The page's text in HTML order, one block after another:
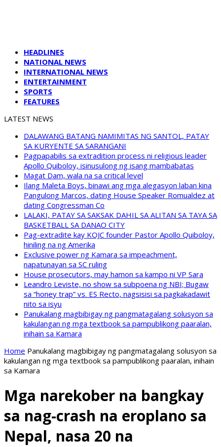
HEADLINES
NATIONAL NEWS
INTERNATIONAL NEWS
ENTERTAINMENT
SPORTS
FEATURES
LATEST NEWS
DALAWANG BATANG NAMIMITAS NG SANTOL, PATAY
SA KURYENTE SA SARANGANI
Pagpapabilis sa extradition process ni religious leader
Apollo Quiboloy, isinusulong ng isang mambabatas
Magat Dam, wala na sa critical level
Ilang Maleta Boys, binawi ang mga alegasyon laban kina
Pangulong Marcos, dating House Speaker Romualdez at
dating Congressman Co
LALAKI, PATAY SA SAKSAK DAHIL SA ALITAN SA TAYA SA
BASKETBALL SA DANAO CITY
Pag-extradite kay KOJC founder Pastor Apollo Quiboloy,
hiniling na ng Amerika
Exclusive power ng Kamara sa impeachment,
napatunayan sa SC ruling
House prosecutors, may hamon sa kampo ni VP Sara
Leandro Leviste, no show sa subpoena ng NBI; Bugaw
sa “honey trap” vs. ES Recto, nagsisisi sa pagkakadawit
nito sa isyu
Panukalang magbibigay ng pangmatagalang solusyon sa
kakulangan ng mga textbook sa pampublikong paaralan,
inihain sa Kamara
Home Panukalang magbibigay ng pangmatagalang solusyon sa
kakulangan ng mga textbook sa pampublikong paaralan, inihain
sa Kamara
Mga narekober na bangkay
sa nag-crash na eroplano sa
Nepal, nasa 20 na